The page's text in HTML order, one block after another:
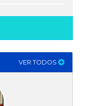
VER TODOS